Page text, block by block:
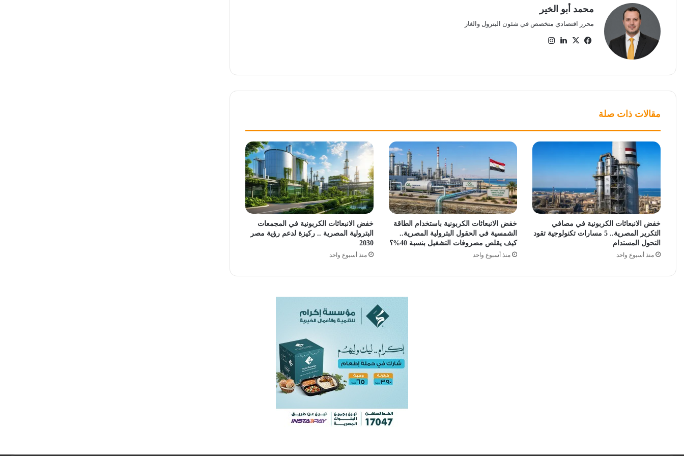
محمد أبو الخير
محرر اقتصادي متخصص في شئون البترول والغاز
فيسبوك
‫X لينكدإن
مقالات ذات صلة
خفض الانبعاثات الكربونية في مصافي
التكرير المصرية.. 5 مسارات تكنولوجية تقود
التحول المستدام
منذ أسبوع واحد
خفض الانبعاثات الكربونية باستخدام الطاقة
الشمسية في الحقول البترولية المصرية..
كيف يقلص مصروفات التشغيل بنسبة 40%؟
منذ أسبوع واحد
خفض الانبعاثات الكربونية في المجمعات
البترولية المصرية .. ركيزة لدعم رؤية مصر
2030
منذ أسبوع واحد